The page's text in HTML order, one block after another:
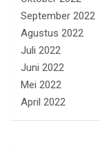
September 2022
Agustus 2022
Juli 2022
Juni 2022
Mei 2022
April 2022